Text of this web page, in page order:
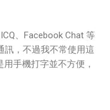
、Facebook Chat 等
訊，不過我不常使用這
手機打字並不方便，